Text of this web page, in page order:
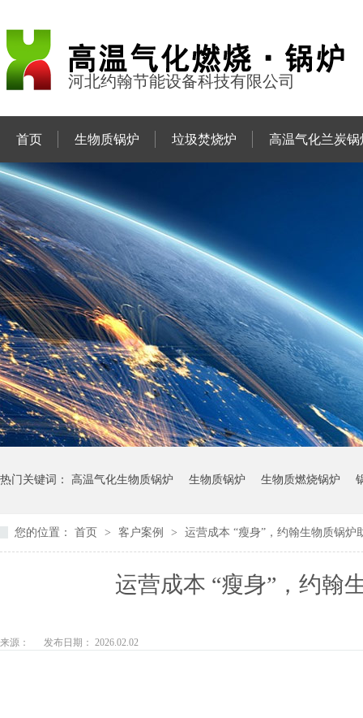
河北约翰节能设备科技有限公司
首页 生物质锅炉 垃圾焚烧炉 高温气化兰炭锅
联系约翰
热门关键词： 高温气化生物质锅炉 生物质锅炉 生物质燃烧锅炉
您的位置： 首页 > 客户案例 > 运营成本 “瘦身”，约翰生物质锅炉
运营成本 “瘦身”，约翰
来源： 发布日期： 2026.02.02